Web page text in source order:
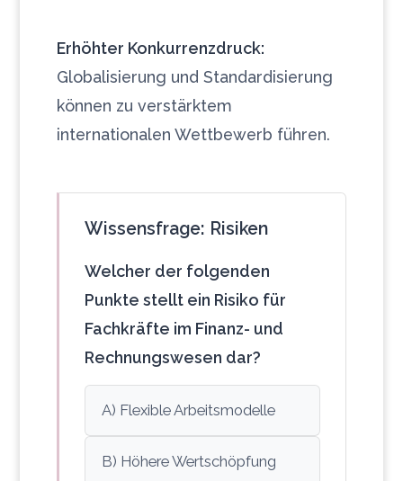
Erhöhter Konkurrenzdruck:
Globalisierung und Standardisierung
können zu verstärktem
internationalen Wettbewerb führen.
Wissensfrage: Risiken
Welcher der folgenden
Punkte stellt ein Risiko für
Fachkräfte im Finanz- und
Rechnungswesen dar?
A) Flexible Arbeitsmodelle
B) Höhere Wertschöpfung